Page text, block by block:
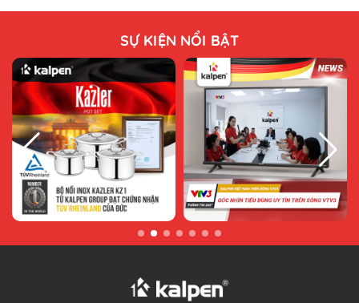
SỰ KIỆN NỔI BẬT